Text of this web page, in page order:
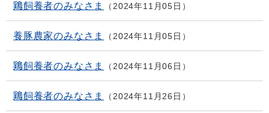
鶏飼養者のみなさま 2024年11月05日
養豚農家のみなさま 2024年11月05日
鶏飼養者のみなさま 2024年11月06日
鶏飼養者のみなさま 2024年11月26日